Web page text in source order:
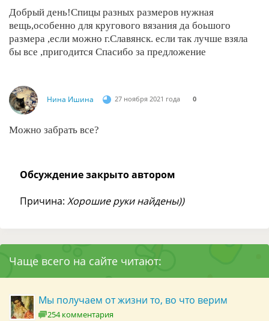
Добрый день!Спицы разных размеров нужная
вещь,особенно для кругового вязания да боьшого
размера ,если можно г.Славянск. если так лучше взяла
бы все ,пригодится Спасибо за предложение
Нина Ишина 27 ноября 2021 года 0
Можно забрать все?
Обсуждение закрыто автором
Причина: Хорошие руки найдены))
Чаще всего на сайте читают:
Мы получаем от жизни то, во что верим
254 комментария